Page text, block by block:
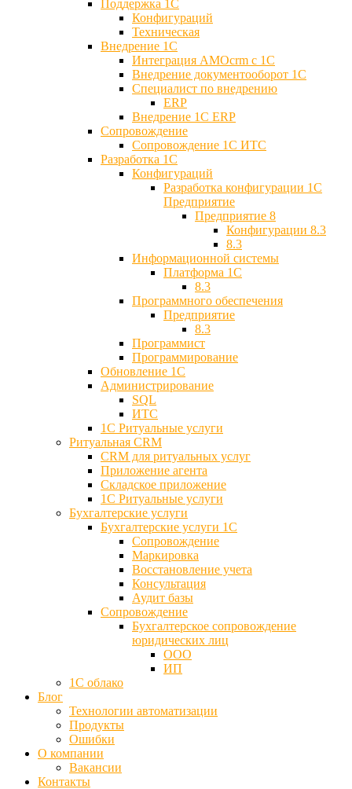
Поддержка 1С
Конфигураций
Техническая
Внедрение 1С
Интеграция AMOcrm с 1C
Внедрение документооборот 1С
Специалист по внедрению
ERP
Внедрение 1С ERP
Cопровождение
Cопровождение 1С ИТС
Разработка 1C
Конфигураций
Разработка конфигурации 1С
Предприятие
Предприятие 8
Конфигурации 8.3
8.3
Информационной системы
Платформа 1С
8.3
Программного обеспечения
Предприятие
8.3
Программист
Программирование
Обновление 1С
Администрирование
SQL
ИТС
1С Ритуальные услуги
Ритуальная CRM
CRM для ритуальных услуг
Приложение агента
Складское приложение
1С Ритуальные услуги
Бухгалтерские услуги
Бухгалтерские услуги 1С
Сопровождение
Маркировка
Восстановление учета
Консультация
Аудит базы
Cопровождение
Бухгалтерское сопровождение
юридических лиц
ООО
ИП
1С облако
Блог
Технологии автоматизации
Продукты
Ошибки
О компании
Вакансии
Контакты